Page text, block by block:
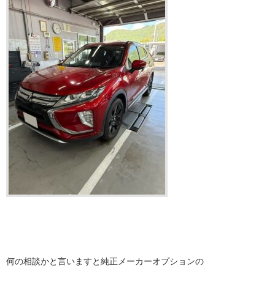
何の相談かと言いますと純正メーカーオプションの